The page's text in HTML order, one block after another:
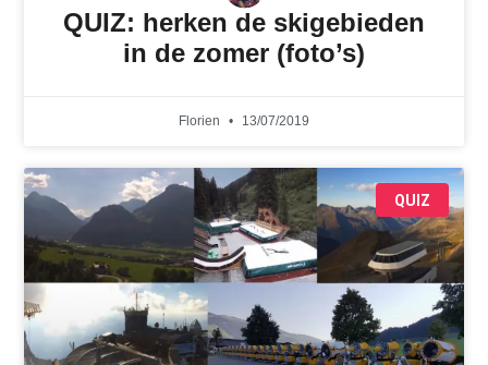
QUIZ: herken de skigebieden
in de zomer (foto’s)
Florien 13/07/2019
QUIZ